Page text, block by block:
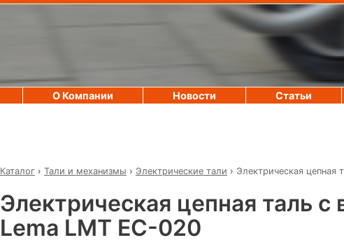
Каталог › Тали и механизмы › Электрические тали › Электрическая цепная
Электрическая цепная таль
Lema LMT EC-020
О Компании Новости Статьи